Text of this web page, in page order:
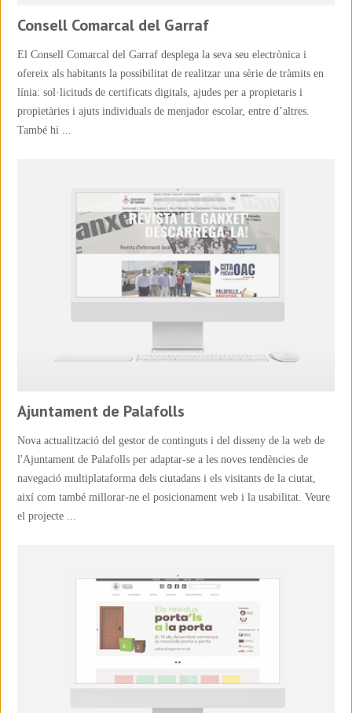
Consell Comarcal del Garraf
El Consell Comarcal del Garraf desplega la seva seu electrònica i
ofereix als habitants la possibilitat de realitzar una sèrie de tràmits en
línia: sol·licituds de certificats digitals, ajudes per a propietaris i
propietàries i ajuts individuals de menjador escolar, entre d’altres.
També hi ...
Ajuntament de Palafolls
Nova actualització del gestor de continguts i del disseny de la web de
l'Ajuntament de Palafolls per adaptar-se a les noves tendències de
navegació multiplataforma dels ciutadans i els visitants de la ciutat,
així com també millorar-ne el posicionament web i la usabilitat. Veure
el projecte ...